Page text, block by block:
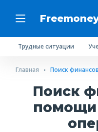
Трудные ситуации
Главная Поиск
Поиск
помощи